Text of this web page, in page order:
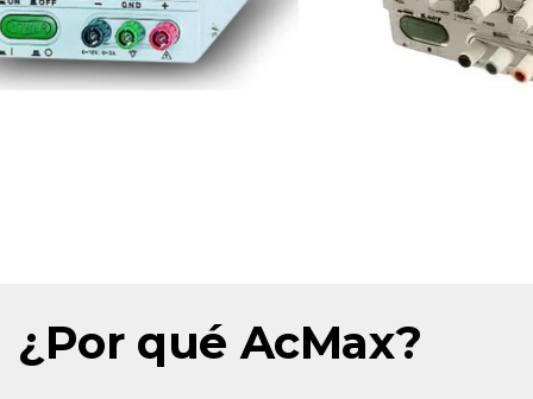
¿Por qué AcMax?